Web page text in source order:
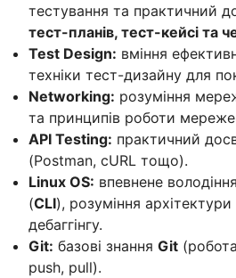
тестування та практичний
тест-планів, тест-кейсі та
Test Design: вміння
техніки тест-дизайну для
Networking: розуміння
та принципів роботи
API Testing: практичний
(Postman, cURL тощо).
Linux OS: впевнене
(CLI), розуміння
дебаггінгу.
Git: базові знання Git
push, pull).